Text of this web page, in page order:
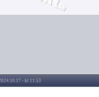
- kl 11.53